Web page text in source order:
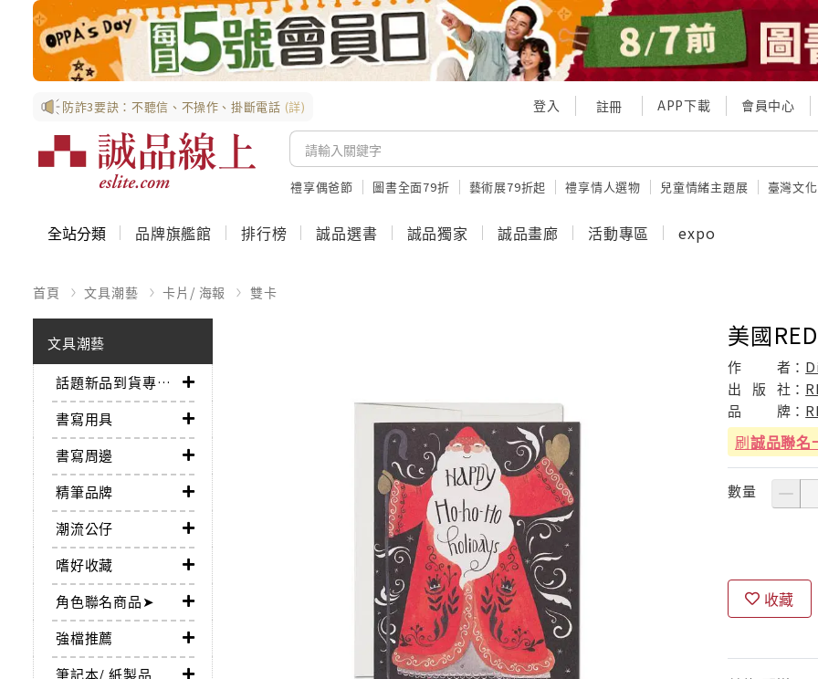
防詐3要訣：不聽信、不操作、掛斷電話 (詳) 登入 註冊 APP下載 會員中心
禮享偶爸節 圖書全面79折 藝術展79折起 禮享情人選物 兒童情緒主題展 臺灣文
全站分類 品牌旗艦館 排行榜 誠品選書 誠品獨家 誠品畫廊 活動專區 expo
首頁 文具潮藝 卡片/ 海報 雙卡
文具潮藝
話題新品到貨專區➤
書寫用具
書寫周邊
精筆品牌
潮流公仔
嗜好收藏
角色聯名商品➤
強檔推薦
筆記本/ 紙製品
美國
作 者：
出
版 社：
品
牌：
刷誠品聯名
數量
收藏